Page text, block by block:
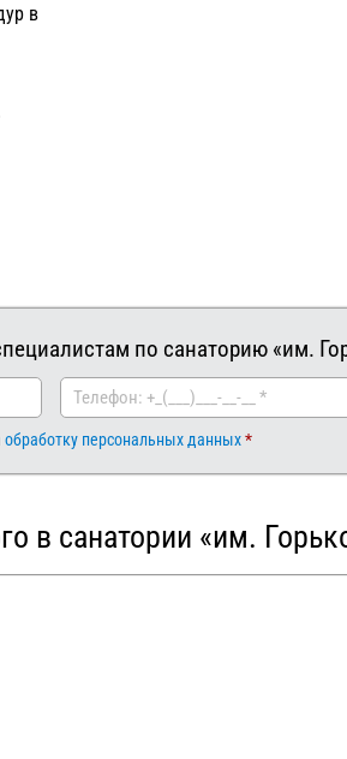
в
по санаторию «им.
обработку персональных данных
в санатории «им.